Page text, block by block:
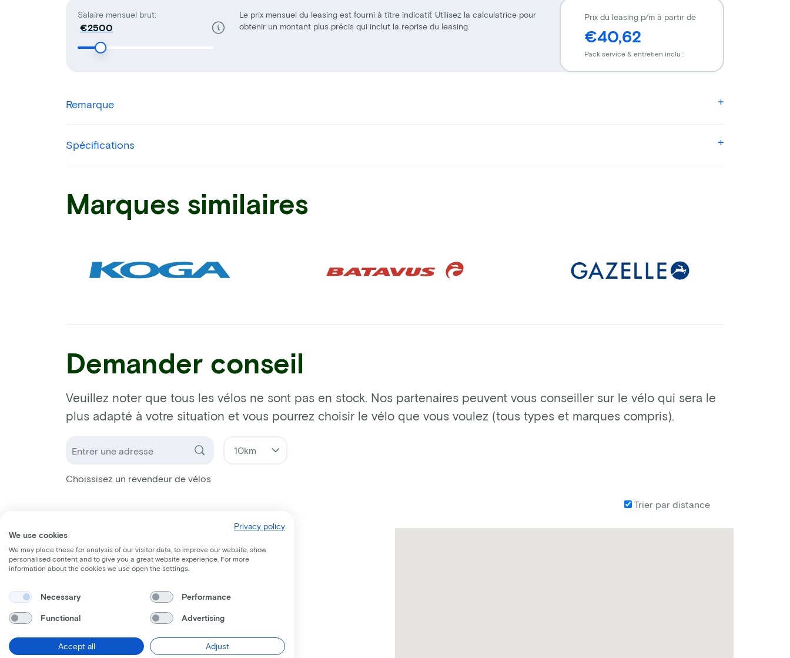
Salaire mensuel brut:
€
Le prix mensuel du leasing est fourni à titre indicatif. Utilisez la calculatrice pour
obtenir un montant plus précis qui inclut la reprise du leasing.
Prix du leasing p/m à partir de
€40,62
Pack service & entretien inclu :
Remarque
Spécifications
Marques similaires
Demander conseil
Veuillez noter que tous les vélos ne sont pas en stock. Nos partenaires peuvent vous conseiller sur le vélo qui sera le
plus adapté à votre situation et vous pourrez choisir le vélo que vous voulez (tous types et marques compris).
Choissisez un revendeur de vélos
Trier par distance
Privacy policy
We use cookies
We may place these for analysis of our visitor data, to improve our website, show
personalised content and to give you a great website experience. For more
information about the cookies we use open the settings.
Necessary Performance
Functional Advertising
Accept all Adjust